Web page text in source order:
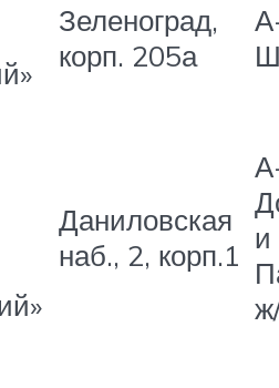
Зеленоград,
корп. 205а
Даниловская
наб., 2, корп.1 и